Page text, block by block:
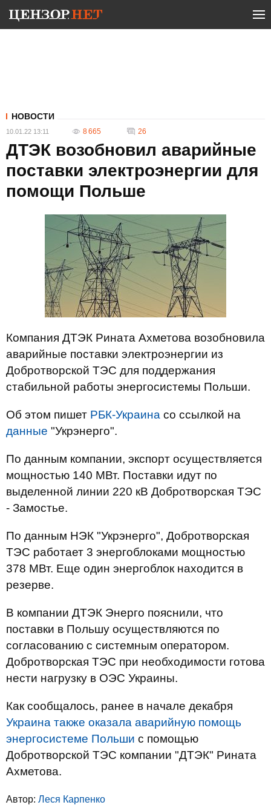
НОВОСТИ
10.01.22 13:11 8 665 26
ДТЭК возобновил аварийные
поставки электроэнергии для
помощи Польше
Компания ДТЭК Рината Ахметова возобновила
аварийные поставки электроэнергии из
Добротворской ТЭС для поддержания
стабильной работы энергосистемы Польши.
Об этом пишет РБК-Украина со ссылкой на
данные "Укрэнерго".
По данным компании, экспорт осуществляется
мощностью 140 МВт. Поставки идут по
выделенной линии 220 кВ Добротворская ТЭС
- Замостье.
По данным НЭК "Укрэнерго", Добротворская
ТЭС работает 3 энергоблоками мощностью
378 МВт. Еще один энергоблок находится в
резерве.
В компании ДТЭК Энерго пояснили, что
поставки в Польшу осуществляются по
согласованию с системным оператором.
Добротворская ТЭС при необходимости готова
нести нагрузку в ОЭС Украины.
Как сообщалось, ранее в начале декабря
Украина также оказала аварийную помощь
энергосистеме Польши с помощью
Добротворской ТЭС компании "ДТЭК" Рината
Ахметова.
Автор: Леся Карпенко